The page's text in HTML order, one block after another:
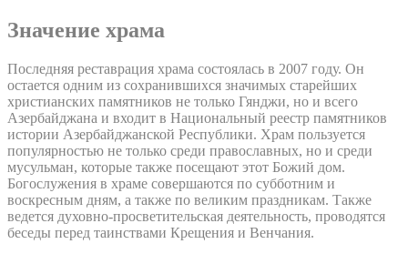
Значение храма
Последняя реставрация храма состоялась в 2007 году. Он
остается одним из сохранившихся значимых старейших
христианских памятников не только Гянджи, но и всего
Азербайджана и входит в Национальный реестр памятников
истории Азербайджанской Республики. Храм пользуется
популярностью не только среди православных, но и среди
мусульман, которые также посещают этот Божий дом.
Богослужения в храме совершаются по субботним и
воскресным дням, а также по великим праздникам. Также
ведется духовно-просветительская деятельность, проводятся
беседы перед таинствами Крещения и Венчания.